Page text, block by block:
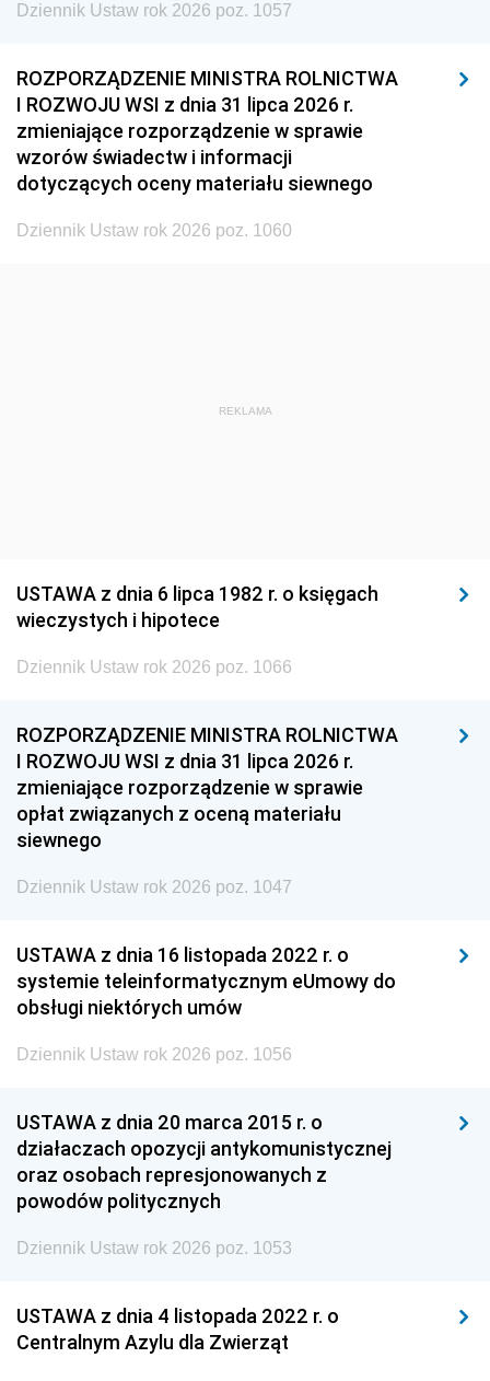
1935 1934
1929 1928 1927
1926 1925 1924
1923 1922
Dziennik Ustaw rok 2026 poz. 1057
ROZPORZĄDZENIE MINISTRA ROLNICTWA
I ROZWOJU WSI z dnia 31 lipca 2026 r.
zmieniające rozporządzenie w sprawie
wzorów świadectw i informacji
dotyczących oceny materiału siewnego
Dziennik Ustaw rok 2026 poz. 1060
REKLAMA
USTAWA z dnia 6 lipca 1982 r. o księgach
wieczystych i hipotece
Dziennik Ustaw rok 2026 poz. 1066
ROZPORZĄDZENIE MINISTRA ROLNICTWA
I ROZWOJU WSI z dnia 31 lipca 2026 r.
zmieniające rozporządzenie w sprawie
opłat związanych z oceną materiału
siewnego
Dziennik Ustaw rok 2026 poz. 1047
USTAWA z dnia 16 listopada 2022 r. o
systemie teleinformatycznym eUmowy do
obsługi niektórych umów
Dziennik Ustaw rok 2026 poz. 1056
USTAWA z dnia 20 marca 2015 r. o
działaczach opozycji antykomunistycznej
oraz osobach represjonowanych z
powodów politycznych
Dziennik Ustaw rok 2026 poz. 1053
USTAWA z dnia 4 listopada 2022 r. o
Centralnym Azylu dla Zwierząt